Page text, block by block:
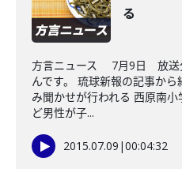
る
方言ニュース 7月9日 放送
んです。 琉球新報の記事か
み聞かせが行われる 西原南
ど男性が子...
2015.07.09 |00:04:32